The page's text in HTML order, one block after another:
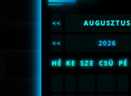
<< AUGUSZTUS
<< 2026
HÉ KE SZE CSÜ PÉ